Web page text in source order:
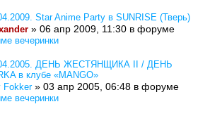
Star Anime Party в SUNRISE (Тверь)
» 06 апр 2009, 11:30 в форуме
вечеринки
ДЕНЬ ЖЕСТЯНЩИКА II / ДЕНЬ
в клубе «MANGO»
Fokker» 03 апр 2005, 06:48 в форуме
вечеринки